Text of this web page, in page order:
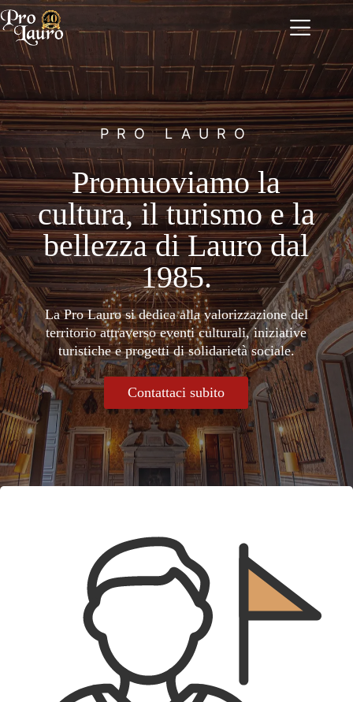
Salta
al
contenuto
PRO LAURO
Promuoviamo la
cultura, il turismo e la
bellezza di Lauro dal
1985.
La Pro Lauro si dedica alla valorizzazione del
territorio attraverso eventi culturali, iniziative
turistiche e progetti di solidarietà sociale.
Contattaci subito